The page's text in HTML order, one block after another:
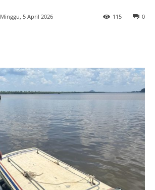
Minggu, 5 April 2026 0
115